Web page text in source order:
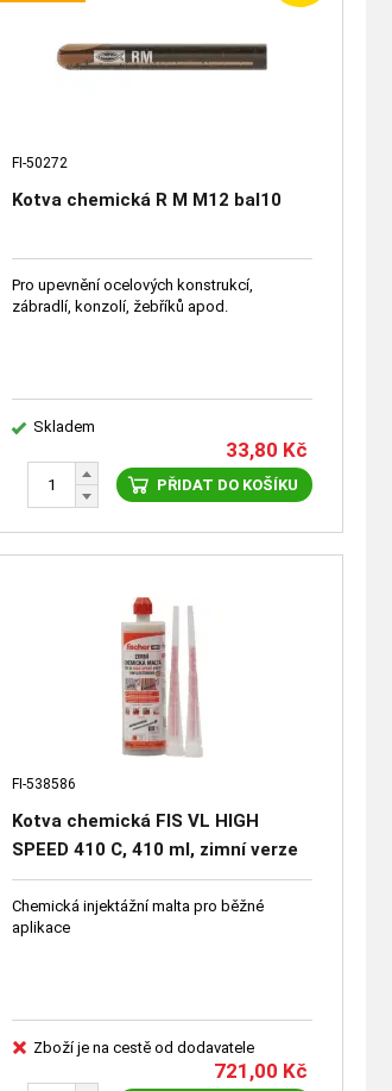
FI-50272
Kotva chemická R M M12 bal10
Pro upevnění ocelových konstrukcí,
zábradlí, konzolí, žebříků apod.
Skladem
33,80 Kč
PŘIDAT DO KOŠÍKU
FI-538586
Kotva chemická FIS VL HIGH
SPEED 410 C, 410 ml, zimní verze
bal12
Chemická injektážní malta pro běžné
aplikace
Zboží je na cestě od dodavatele
721,00 Kč